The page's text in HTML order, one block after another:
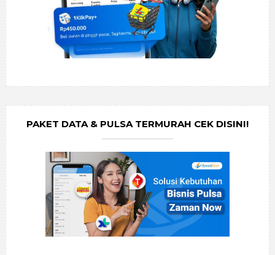
PAKET DATA & PULSA TERMURAH CEK DISINI!